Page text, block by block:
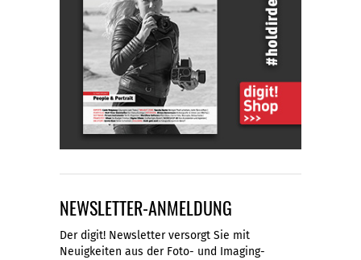
NEWSLETTER-ANMELDUNG
Der digit! Newsletter versorgt Sie mit
Neuigkeiten aus der Foto- und Imaging-